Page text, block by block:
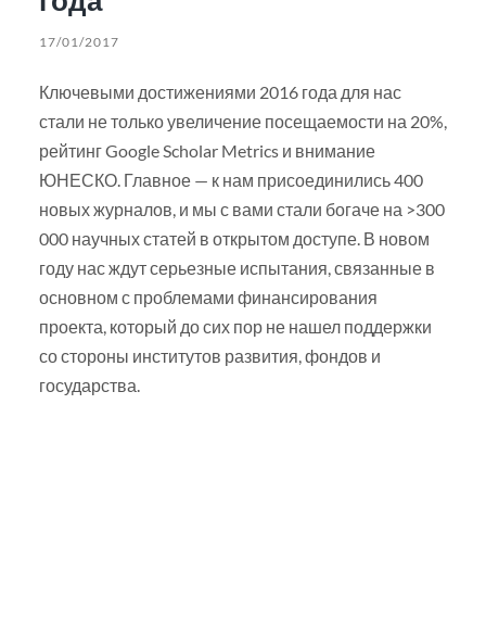
17/01/2017
Ключевыми достижениями 2016 года для нас
стали не только увеличение посещаемости на 20%,
рейтинг Google Scholar Metrics и внимание
ЮНЕСКО. Главное — к нам присоединились 400
новых журналов, и мы с вами стали богаче на >300
000 научных статей в открытом доступе. В новом
году нас ждут серьезные испытания, связанные в
основном с проблемами финансирования
проекта, который до сих пор не нашел поддержки
со стороны институтов развития, фондов и
государства.